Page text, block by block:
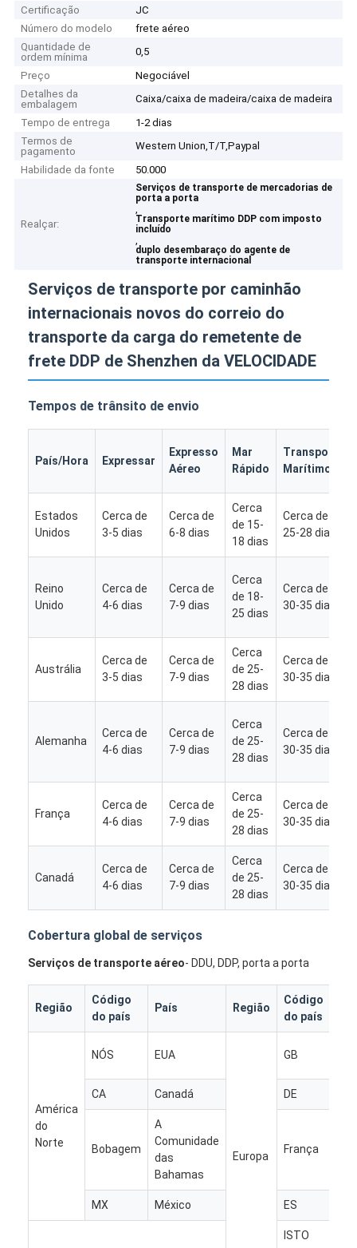
Produtos
Certificação
JC
Número do modelo
frete aéreo
Quantidade de
ordem mínima
0,5
Preço
Negociável
Detalhes da
embalagem
Caixa/caixa de madeira/caixa de madeira
Tempo de entrega
1-2 dias
Termos de
pagamento
Western Union,T/T,Paypal
Habilidade da fonte
50.000
Realçar:
Serviços de transporte de mercadorias de
porta a porta
,
Transporte marítimo DDP com imposto
incluído
,
duplo desembaraço do agente de
transporte internacional
Serviços de transporte por caminhão
internacionais novos do correio do
transporte da carga do remetente de
frete DDP de Shenzhen da VELOCIDADE
Tempos de trânsito de envio
País/Hora Expressar
Expresso
Aéreo
Mar
Rápido
Transporte
Marítimo
Estados
Unidos
Cerca de
3-5 dias
Cerca de
6-8 dias
Cerca
de 15-
18 dias
Cerca de
25-28 dias
Reino
Unido
Cerca de
4-6 dias
Cerca de
7-9 dias
Cerca
de 18-
25 dias
Cerca de
30-35 dias
Austrália
Cerca de
3-5 dias
Cerca de
7-9 dias
Cerca
de 25-
28 dias
Cerca de
30-35 dias
Alemanha
Cerca de
4-6 dias
Cerca de
7-9 dias
Cerca
de 25-
28 dias
Cerca de
30-35 dias
França
Cerca de
4-6 dias
Cerca de
7-9 dias
Cerca
de 25-
28 dias
Cerca de
30-35 dias
Canadá
Cerca de
4-6 dias
Cerca de
7-9 dias
Cerca
de 25-
28 dias
Cerca de
30-35 dias
Cobertura global de serviços
Serviços de transporte aéreo- DDU, DDP, porta a porta
Região
Código
do país
País Região
Código
do país
América
do
Norte
NÓS EUA
Europa
GB
CA Canadá DE
Bobagem
A
Comunidade
das
Bahamas
França
MX México ES
ISTO